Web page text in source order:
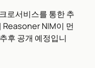
로서비스를 통한 추
Reasoner NIM이 먼
후 공개 예정입니